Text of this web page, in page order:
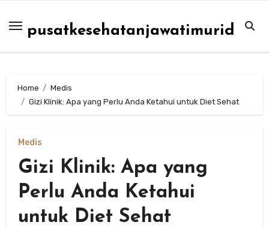
content
pusatkesehatanjawatimurid
Home
Medis
Gizi Klinik: Apa yang Perlu Anda Ketahui untuk Diet Sehat
Medis
Gizi Klinik: Apa yang
Perlu Anda Ketahui
untuk Diet Sehat